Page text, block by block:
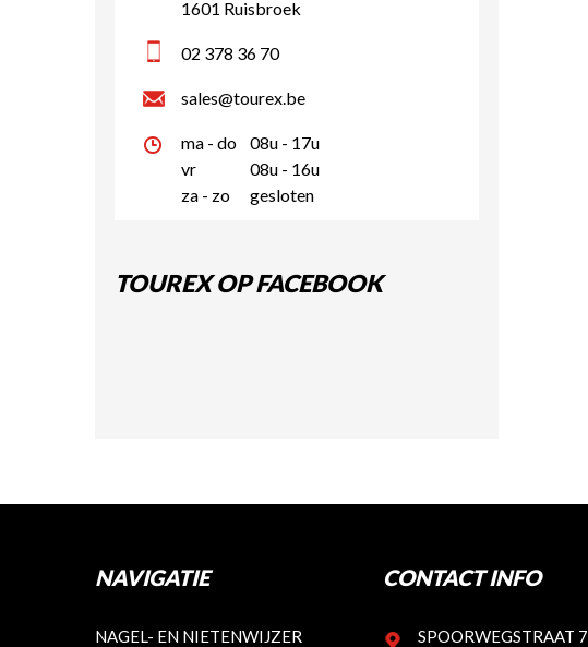
1601 Ruisbroek
02 378 36 70
sales@tourex.be
ma - do
08u - 17u
vr
08u - 16u
za - zo
gesloten
TOUREX OP FACEBOOK
NAVIGATIE
NAGEL- EN NIETENWIJZER
CONTACT INFO
SPOORWEGSTRAAT 7